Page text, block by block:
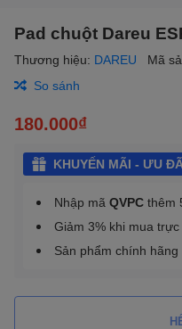
Pad chuột Dareu
Thương hiệu: DAREU Mã
So sánh
180.000₫
KHUYẾN MÃI - ƯU
Nhập mã QVPC thêm
Giảm 3% khi mua
Sản phẩm chính hãng